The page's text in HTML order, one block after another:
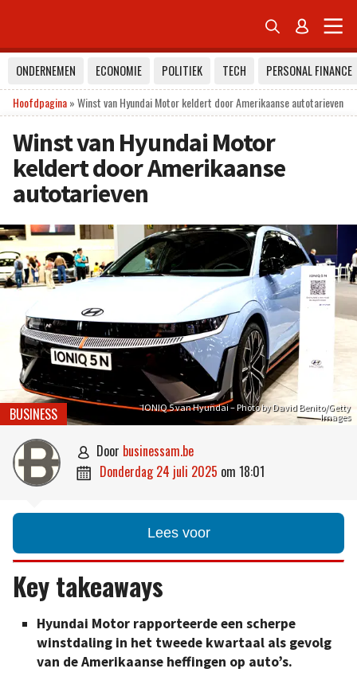
 
ONDERNEMEN ECONOMIE POLITIEK TECH
PERSONAL FINANCE
Hoofdpagina»Winst van Hyundai Motor keldert door Amerikaanse autotarieven
Winst van Hyundai Motor
keldert door Amerikaanse
autotarieven
IONIQ 5 van Hyundai – Photo by David Benito/Getty
Images
BUSINESS
 door businessam.be
 donderdag 24 juli 2025 om 18:01
Lees voor
Key takeaways
Hyundai Motor rapporteerde een scherpe
winstdaling in het tweede kwartaal als gevolg
van de Amerikaanse heffingen op auto’s.